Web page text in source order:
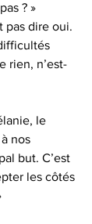
? »
pas dire oui.
rien, n’est-
le
nos
but. C’est
les côtés